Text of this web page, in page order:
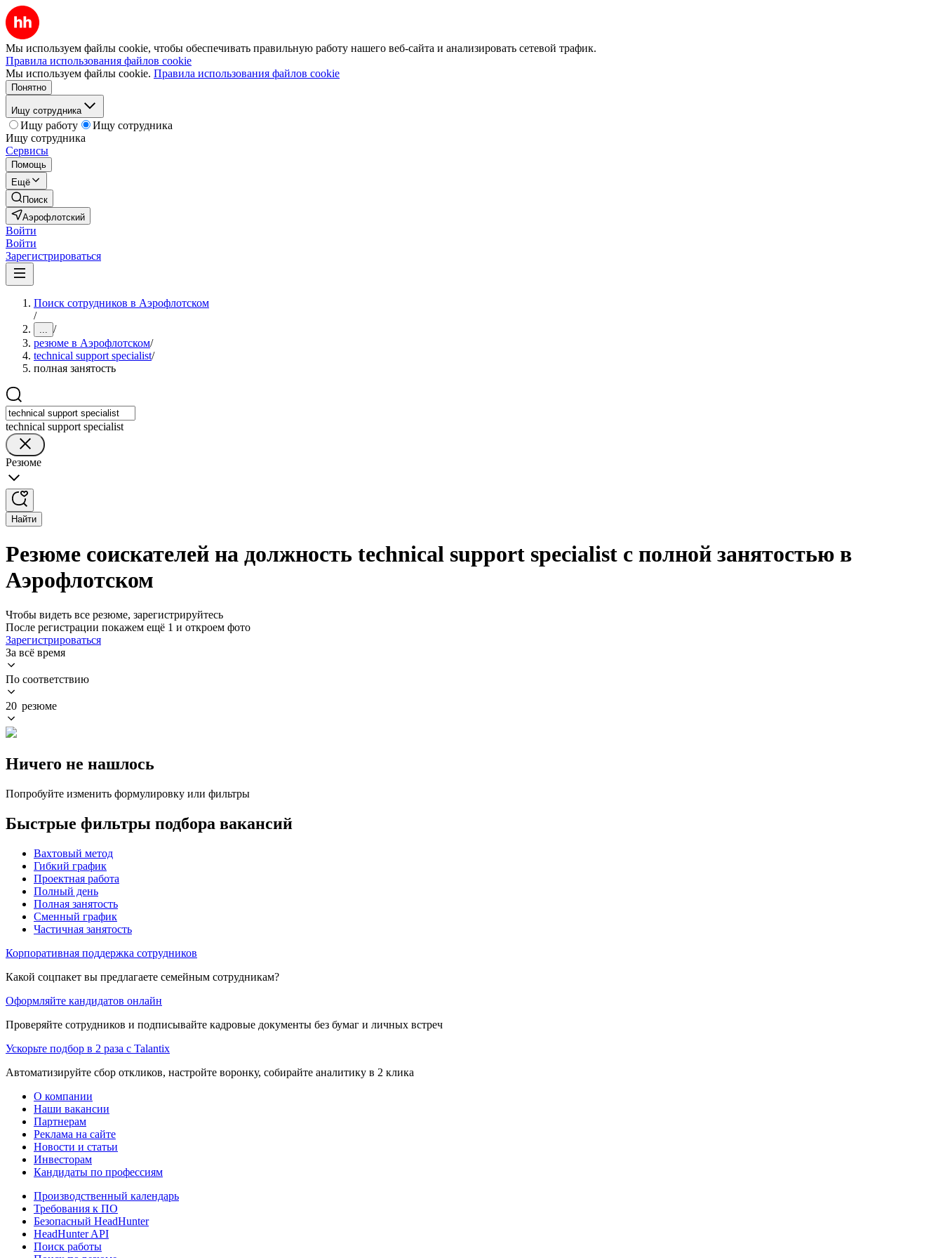
Мы используем файлы cookie, чтобы обеспечивать правильную работу нашего веб-сайта и анализировать сетевой трафик.
Правила использования файлов cookie
Мы используем файлы cookie. Правила использования файлов cookie
Понятно
Ищу сотрудника
Ищу работу
Ищу сотрудника
Ищу сотрудника
Сервисы
Помощь
Ещё
Поиск
Аэрофлотский
Войти
Войти
Зарегистрироваться
Поиск сотрудников в Аэрофлотском
/
... /
резюме в Аэрофлотском/
technical support specialist/
полная занятость
technical support specialist
Резюме
Найти
Резюме соискателей на должность technical support specialist с полной занятостью в
Аэрофлотском
Чтобы видеть все резюме, зарегистрируйтесь
После регистрации покажем ещё 1 и откроем фото
Зарегистрироваться
За всё время
По соответствию
20 резюме
Ничего не нашлось
Попробуйте изменить формулировку или фильтры
Быстрые фильтры подбора вакансий
Вахтовый метод
Гибкий график
Проектная работа
Полный день
Полная занятость
Сменный график
Частичная занятость
Корпоративная поддержка сотрудников
Какой соцпакет вы предлагаете семейным сотрудникам?
Оформляйте кандидатов онлайн
Проверяйте сотрудников и подписывайте кадровые документы без бумаг и личных встреч
Ускорьте подбор в 2 раза с Talantix
Автоматизируйте сбор откликов, настройте воронку, собирайте аналитику в 2 клика
О компании
Наши вакансии
Партнерам
Реклама на сайте
Новости и статьи
Инвесторам
Кандидаты по профессиям
Производственный календарь
Требования к ПО
Безопасный HeadHunter
HeadHunter API
Поиск работы